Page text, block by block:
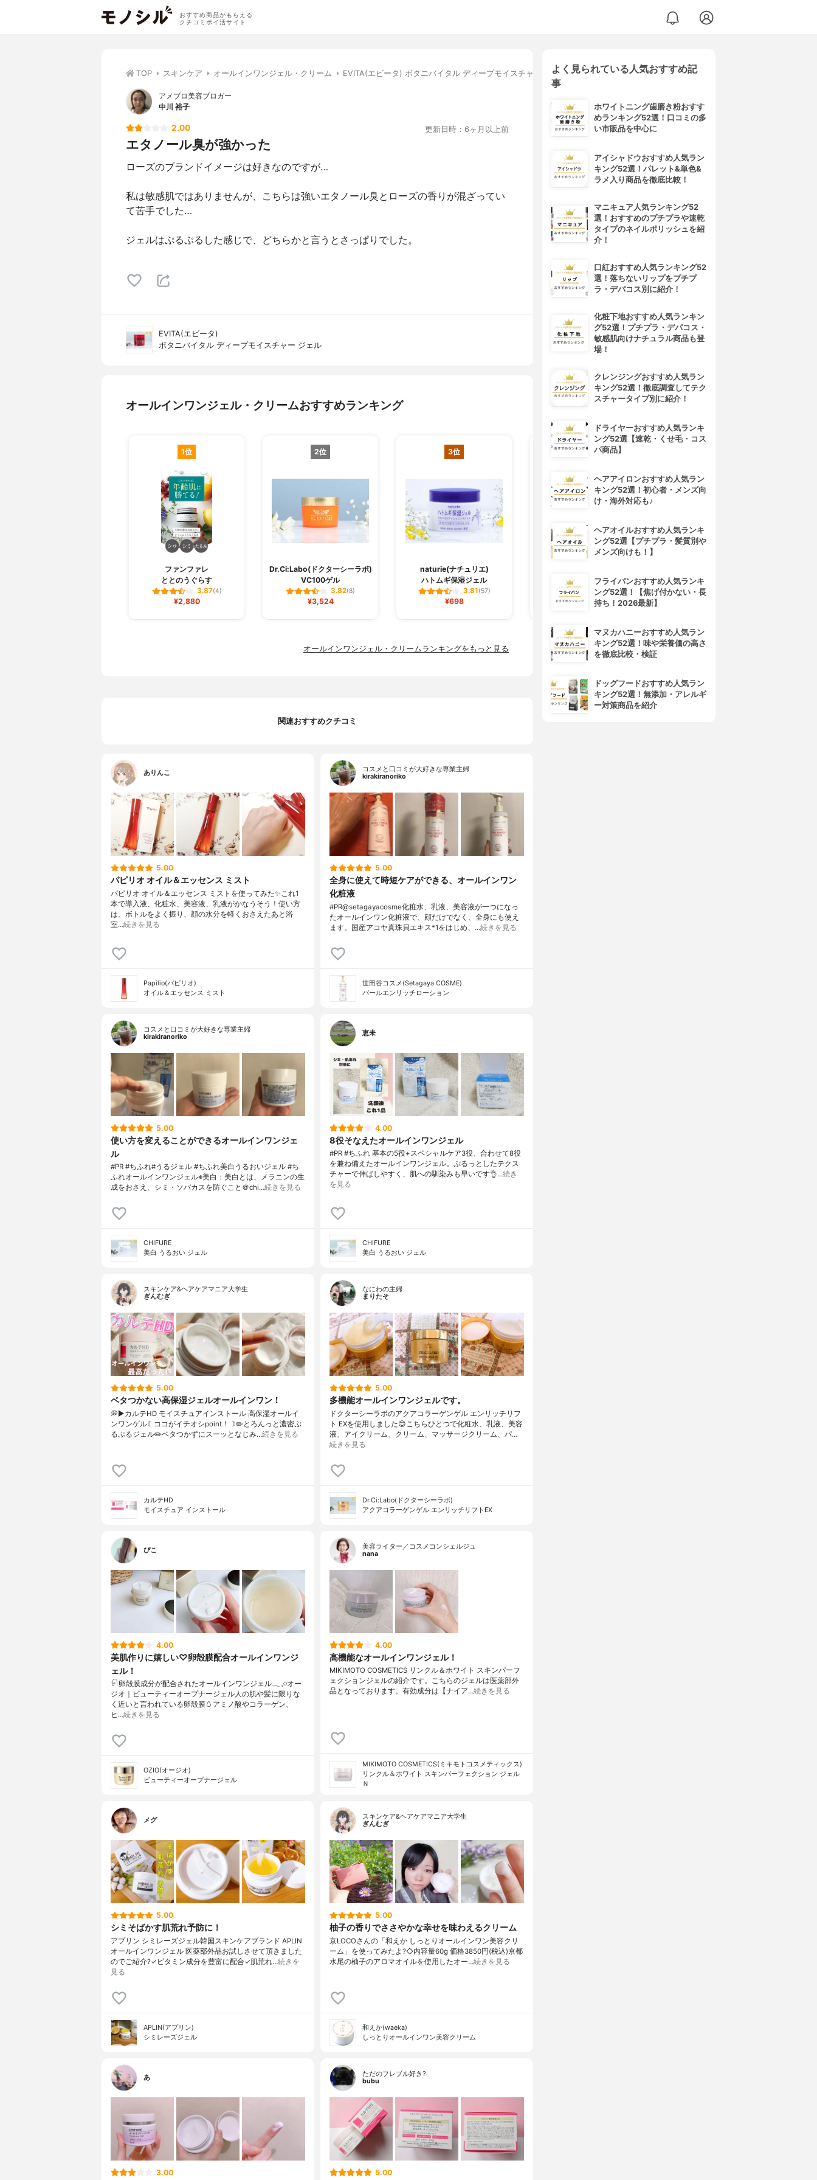
おすすめ商品がもらえる
クチコミポイ活サイト
TOP スキンケア オールインワンジェル・クリーム EVITA(エビータ) ボタニバイタル ディープモイスチャー ジェル
アメブロ美容ブロガー
中川 裕子
2.00 更新日時：6ヶ月以上前
エタノール臭が強かった
ローズのブランドイメージは好きなのですが…
私は敏感肌ではありませんが、こちらは強いエタノール臭とローズの香りが混ざってい
て苦手でした…
ジェルはぷるぷるした感じで、どちらかと言うとさっぱりでした。
EVITA(エビータ)
ボタニバイタル ディープモイスチャー ジェル
オールインワンジェル・クリームおすすめランキング
1位
ファンファレ
ととのうぐらす
3.87(4)
¥2,880
2位
Dr.Ci:Labo(ドクターシーラボ)
VC100ゲル
3.82(8)
¥3,524
3位
naturie(ナチュリエ)
ハトムギ保湿ジェル
3.81(57)
¥698
4位
プレミアリフト
3.81(20)
¥3,344
オールインワンジェル・クリームランキングをもっと見る
関連おすすめクチコミ
ありんこ
5.00
パピリオ オイル＆エッセンス ミスト
パピリオ オイル＆エッセンス ミストを使ってみた✨これ1
本で導入液、化粧水、美容液、乳液がかなうそう！使い方
は、ボトルをよく振り、顔の水分を軽くおさえたあと浴
室…続きを見る
Papilio(パピリオ)
オイル＆エッセンス ミスト
コスメと口コミが大好きな専業主婦
kirakiranoriko
5.00
全身に使えて時短ケアができる、オールインワン
化粧液
#PR@setagayacosme化粧水、乳液、美容液が一つになっ
たオールインワン化粧液で、顔だけでなく、全身にも使え
ます。国産アコヤ真珠貝エキス*1をはじめ、…続きを見る
世田谷コスメ(Setagaya COSME)
パールエンリッチローション
コスメと口コミが大好きな専業主婦
kirakiranoriko
5.00
使い方を変えることができるオールインワンジェ
ル
#PR #ちふれ#うるジェル #ちふれ美白うるおいジェル #ち
ふれオールインワンジェル※美白：美白とは、メラニンの生
成をおさえ、シミ・ソバカスを防ぐこと＠chi…続きを見る
CHIFURE
美白 うるおい ジェル
恵未
4.00
8役そなえたオールインワンジェル
#PR #ちふれ 基本の5役+スペシャルケア3役、合わせて8役
を兼ね備えたオールインワンジェル。ぷるっとしたテクス
チャーで伸ばしやすく、肌への馴染みも早いです👌…続き
を見る
CHIFURE
美白 うるおい ジェル
スキンケア&ヘアケアマニア大学生
ぎんむぎ
5.00
ベタつかない高保湿ジェルオールインワン！
💭▶️カルテHD モイスチュアインストール 高保湿オールイ
ンワンゲル☾ココがイチオシpoint！☽✏️とろんっと濃密ぷ
るぷるジェル✏️ベタつかずにスーッとなじみ…続きを見る
カルテHD
モイスチュア インストール
なにわの主婦
まりたそ
5.00
多機能オールインワンジェルです。
ドクターシーラボのアクアコラーゲンゲル エンリッチリフ
ト EXを使用しました😊こちらひとつで化粧水、乳液、美容
液、アイクリーム、クリーム、マッサージクリーム、パ…
続きを見る
Dr.Ci:Labo(ドクターシーラボ)
アクアコラーゲンゲル エンリッチリフトEX
ぴこ
4.00
美肌作りに嬉しい♡卵殻膜配合オールインワンジ
ェル！
𓍯卵殻膜成分が配合されたオールインワンジェル𓂃 𓈒𓏸オー
ジオ｜ビューティーオープナージェル人の肌や髪に限りな
く近いと言われている卵殻膜🥚アミノ酸やコラーゲン、
ヒ…続きを見る
OZIO(オージオ)
ビューティーオープナージェル
美容ライター／コスメコンシェルジュ
nana
4.00
高機能なオールインワンジェル！
MIKIMOTO COSMETICS リンクル＆ホワイト スキンパーフ
ェクションジェルの紹介です。こちらのジェルは医薬部外
品となっております。有効成分は【ナイア…続きを見る
MIKIMOTO COSMETICS(ミキモトコスメティックス)
リンクル＆ホワイト スキンパーフェクション ジェル
Ｎ
メグ
5.00
シミそばかす肌荒れ予防に！
アプリン シミレーズジェル韓国スキンケアブランド APLIN
オールインワンジェル 医薬部外品お試しさせて頂きました
のでご紹介?✓ビタミン成分を豊富に配合✓肌荒れ…続きを
見る
APLIN(アプリン)
シミレーズジェル
スキンケア&ヘアケアマニア大学生
ぎんむぎ
5.00
柚子の香りでささやかな幸せを味わえるクリーム
京LOCOさんの「和えか しっとりオールインワン美容クリ
ーム」を使ってみたよ?◇内容量60g 価格3850円(税込)京都
水尾の柚子のアロマオイルを使用したオー…続きを見る
和えか(waeka)
しっとりオールインワン美容クリーム
あ
3.00
ただのフレブル好き?
bubu
5.00
よく見られている人気おすすめ記
事
ホワイトニング歯磨き粉おすす
めランキング52選！口コミの多
い市販品を中心に
アイシャドウおすすめ人気ラン
キング52選！パレット&単色&
ラメ入り商品を徹底比較！
マニキュア人気ランキング52
選！おすすめのプチプラや速乾
タイプのネイルポリッシュを紹
介！
口紅おすすめ人気ランキング52
選！落ちないリップをプチプ
ラ・デパコス別に紹介！
化粧下地おすすめ人気ランキン
グ52選！プチプラ・デパコス・
敏感肌向けナチュラル商品も登
場！
クレンジングおすすめ人気ラン
キング52選！徹底調査してテク
スチャータイプ別に紹介！
ドライヤーおすすめ人気ランキ
ング52選【速乾・くせ毛・コス
パ商品】
ヘアアイロンおすすめ人気ラン
キング52選！初心者・メンズ向
け・海外対応も♪
ヘアオイルおすすめ人気ランキ
ング52選【プチプラ・髪質別や
メンズ向けも！】
フライパンおすすめ人気ランキ
ング52選！【焦げ付かない・長
持ち！2026最新】
マヌカハニーおすすめ人気ラン
キング52選！味や栄養価の高さ
を徹底比較・検証
ドッグフードおすすめ人気ラン
キング52選！無添加・アレルギ
ー対策商品を紹介